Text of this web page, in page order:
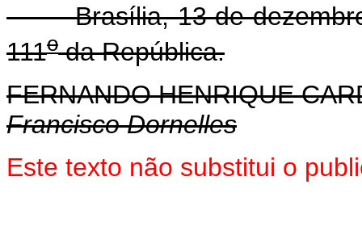
Brasília, 13 de dezembro
111oda República.
FERNANDO HENRIQUE
Francisco Dornelles
Este texto não substitui o